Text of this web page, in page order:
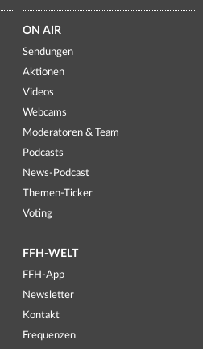
ON AIR
Sendungen
Aktionen
Videos
Webcams
Moderatoren & Team
Podcasts
News-Podcast
Themen-Ticker
Voting
FFH-WELT
FFH-App
Newsletter
Kontakt
Frequenzen